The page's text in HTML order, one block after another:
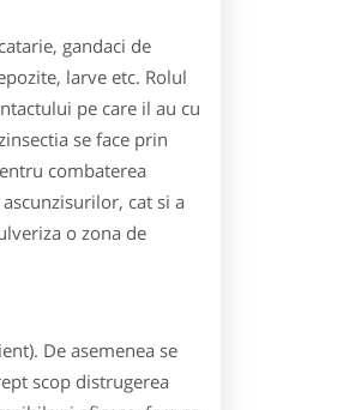
gandaci de
larve etc. Rolul
pe care il au cu
se face prin
combaterea
cat si a
o zona de
De asemenea se
scop distrugerea